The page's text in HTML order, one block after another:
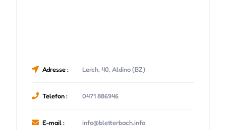
Adresse : Lerch, 40, Aldino (BZ)
Telefon : 0471 886946
E-mail : info@bletterbach.info